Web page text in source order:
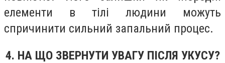
елементи в тілі людини можуть
спричинити сильний запальний процес.
4. НА ЩО ЗВЕРНУТИ УВАГУ ПІСЛЯ УКУСУ?